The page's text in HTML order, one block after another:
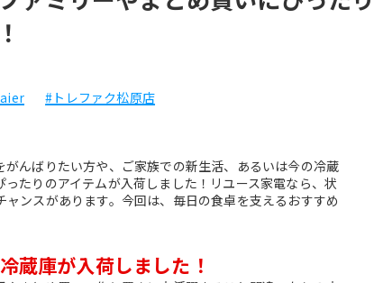
#トレファク松原店
んばりたい方や、ご家族での新生活、あるいは今の冷蔵
たりのアイテムが入荷しました！リユース家電なら、状
ンスがあります。今回は、毎日の食卓を支えるおすすめ
蔵庫が入荷しました！